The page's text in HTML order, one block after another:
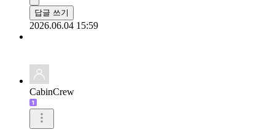
답글 쓰기
2026.06.04 15:59
CabinCrew